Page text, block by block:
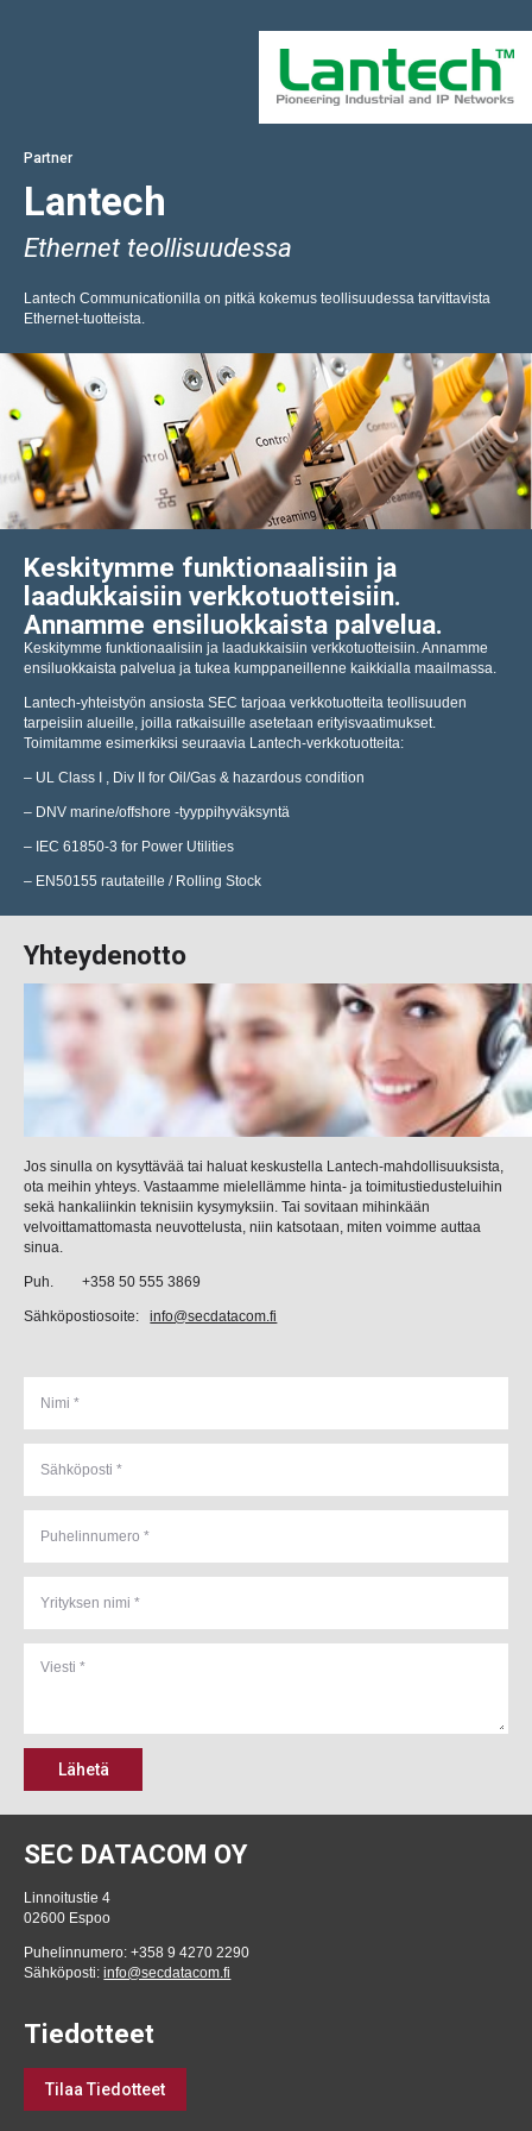
Partner
Lantech
Ethernet teollisuudessa
Lantech Communicationilla on pitkä kokemus teollisuudessa tarvittavista
Ethernet-tuotteista.
Keskitymme funktionaalisiin ja
laadukkaisiin verkkotuotteisiin.
Annamme ensiluokkaista palvelua.
Keskitymme funktionaalisiin ja laadukkaisiin verkkotuotteisiin. Annamme
ensiluokkaista palvelua ja tukea kumppaneillenne kaikkialla maailmassa.
Lantech-yhteistyön ansiosta SEC tarjoaa verkkotuotteita teollisuuden
tarpeisiin alueille, joilla ratkaisuille asetetaan erityisvaatimukset.
Toimitamme esimerkiksi seuraavia Lantech-verkkotuotteita:
– UL Class I , Div II for Oil/Gas & hazardous condition
– DNV marine/offshore -tyyppihyväksyntä
– IEC 61850-3 for Power Utilities
– EN50155 rautateille / Rolling Stock
Yhteydenotto
Jos sinulla on kysyttävää tai haluat keskustella Lantech-mahdollisuuksista,
ota meihin yhteys. Vastaamme mielellämme hinta- ja toimitustiedusteluihin
sekä hankaliinkin teknisiin kysymyksiin. Tai sovitaan mihinkään
velvoittamattomasta neuvottelusta, niin katsotaan, miten voimme auttaa
sinua.
Puh. +358 50 555 3869
Sähköpostiosoite:info@secdatacom.fi
Lähetä
SEC DATACOM OY
Linnoitustie 4
02600 Espoo
Puhelinnumero: +358 9 4270 2290
Sähköposti:info@secdatacom.fi
Tiedotteet
Tilaa Tiedotteet